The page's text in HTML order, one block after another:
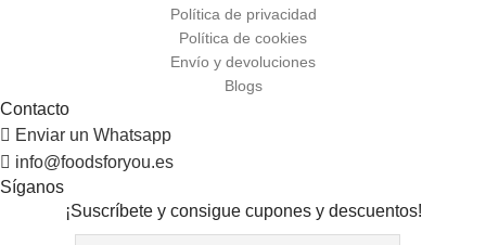
Política de privacidad
Política de cookies
Envío y devoluciones
Blogs
Contacto
Enviar un Whatsapp
info@foodsforyou.es
Síganos
¡Suscríbete y consigue cupones y descuentos!